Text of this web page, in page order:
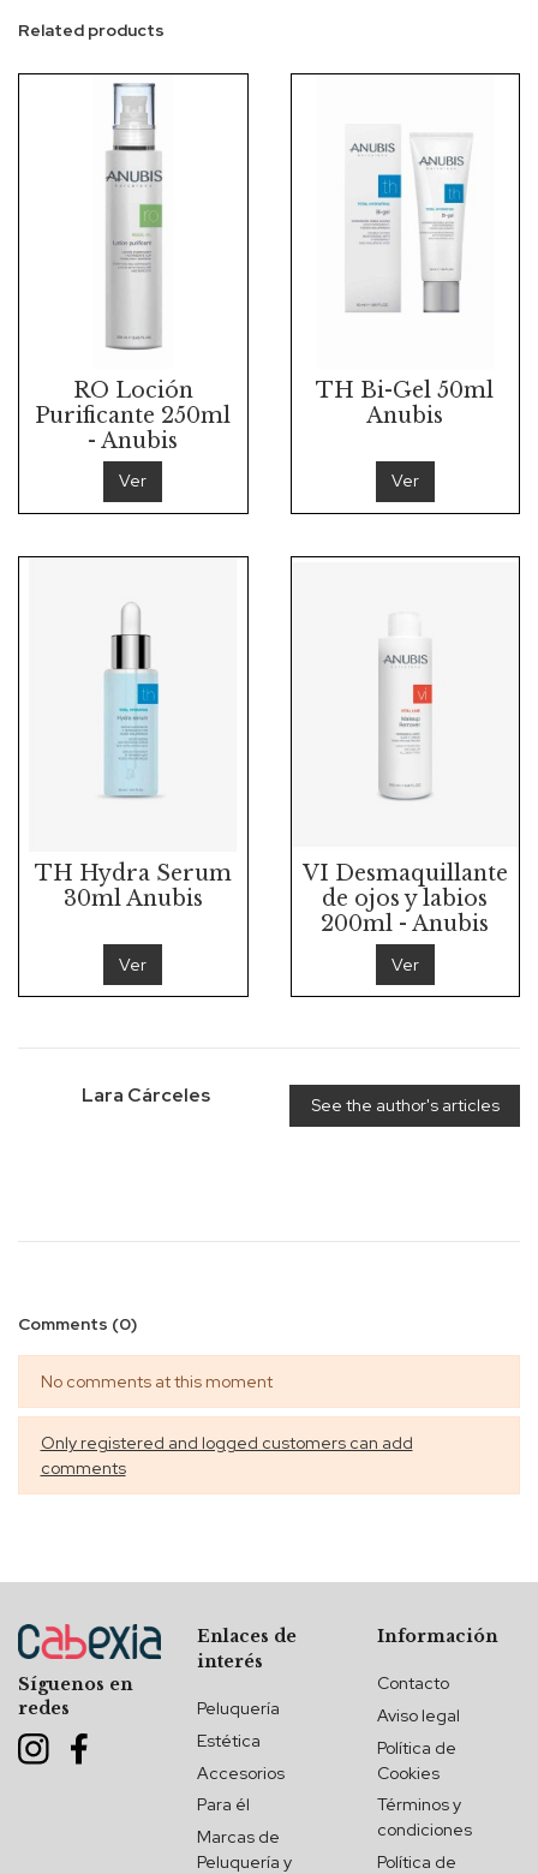
Related products
RO Loción
Purificante 250ml
- Anubis
Ver
TH Bi-Gel 50ml
Anubis
Ver
TH Hydra Serum
30ml Anubis
Ver
VI Desmaquillante
de ojos y labios
200ml - Anubis
Ver
See the author's articles
Lara Cárceles
Comments (0)
No comments at this moment
Only registered and logged customers can add
comments
Síguenos en
redes
Enlaces de
interés
Peluquería
Estética
Accesorios
Para él
Marcas de
Peluquería y
Información
Contacto
Aviso legal
Política de
Cookies
Términos y
condiciones
Política de